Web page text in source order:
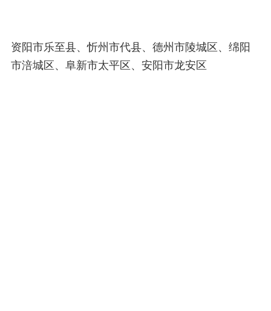
资阳市乐至县、忻州市代县、德州市陵城区、绵阳
市涪城区、阜新市太平区、安阳市龙安区